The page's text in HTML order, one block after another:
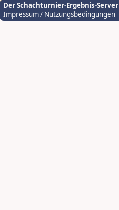
Der Schachturnier-Ergebnis-Server
Impressum / Nutzungsbedingungen